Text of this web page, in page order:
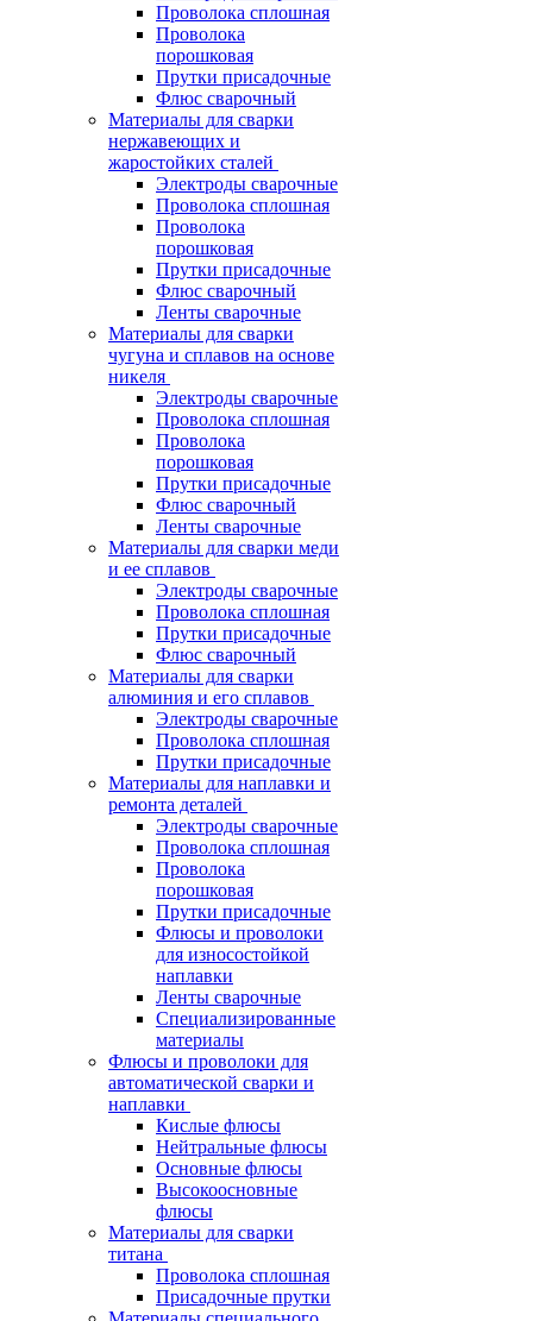
Проволока сплошная
Проволока
порошковая
Прутки присадочные
Флюс сварочный
Материалы для сварки
нержавеющих и
жаростойких сталей
Электроды сварочные
Проволока сплошная
Проволока
порошковая
Прутки присадочные
Флюс сварочный
Ленты сварочные
Материалы для сварки
чугуна и сплавов на основе
никеля
Электроды сварочные
Проволока сплошная
Проволока
порошковая
Прутки присадочные
Флюс сварочный
Ленты сварочные
Материалы для сварки меди
и ее сплавов
Электроды сварочные
Проволока сплошная
Прутки присадочные
Флюс сварочный
Материалы для сварки
алюминия и его сплавов
Электроды сварочные
Проволока сплошная
Прутки присадочные
Материалы для наплавки и
ремонта деталей
Электроды сварочные
Проволока сплошная
Проволока
порошковая
Прутки присадочные
Флюсы и проволоки
для износостойкой
наплавки
Ленты сварочные
Специализированные
материалы
Флюсы и проволоки для
автоматической сварки и
наплавки
Кислые флюсы
Нейтральные флюсы
Основные флюсы
Высокоосновные
флюсы
Материалы для сварки
титана
Проволока сплошная
Присадочные прутки